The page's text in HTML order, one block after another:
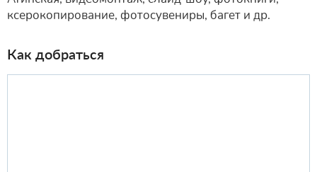
ксерокопирование, фотосувениры, багет и др.
Как добраться